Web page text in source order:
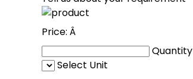
Price: Â
Quantity
Select Unit